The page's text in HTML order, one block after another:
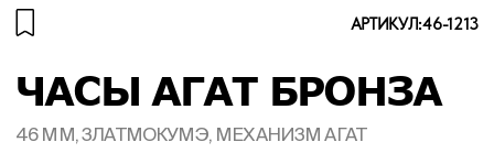
АРТИКУЛ:46-1213
ЧАСЫ АГАТ БРОНЗА
46 ММ, ЗЛАТМОКУМЭ, МЕХАНИЗМ АГАТ